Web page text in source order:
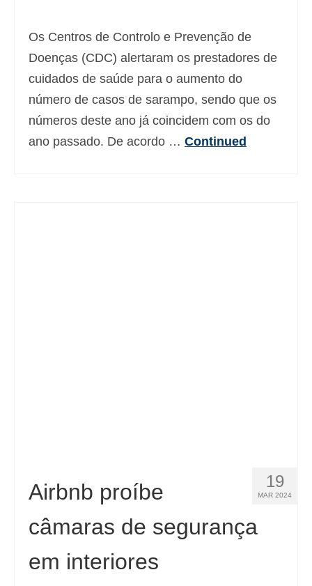
Os Centros de Controlo e Prevenção de
Doenças (CDC) alertaram os prestadores de
cuidados de saúde para o aumento do
número de casos de sarampo, sendo que os
números deste ano já coincidem com os do
ano passado. De acordo … Continued
19
MAR 2024
Airbnb proíbe
câmaras de segurança
em interiores